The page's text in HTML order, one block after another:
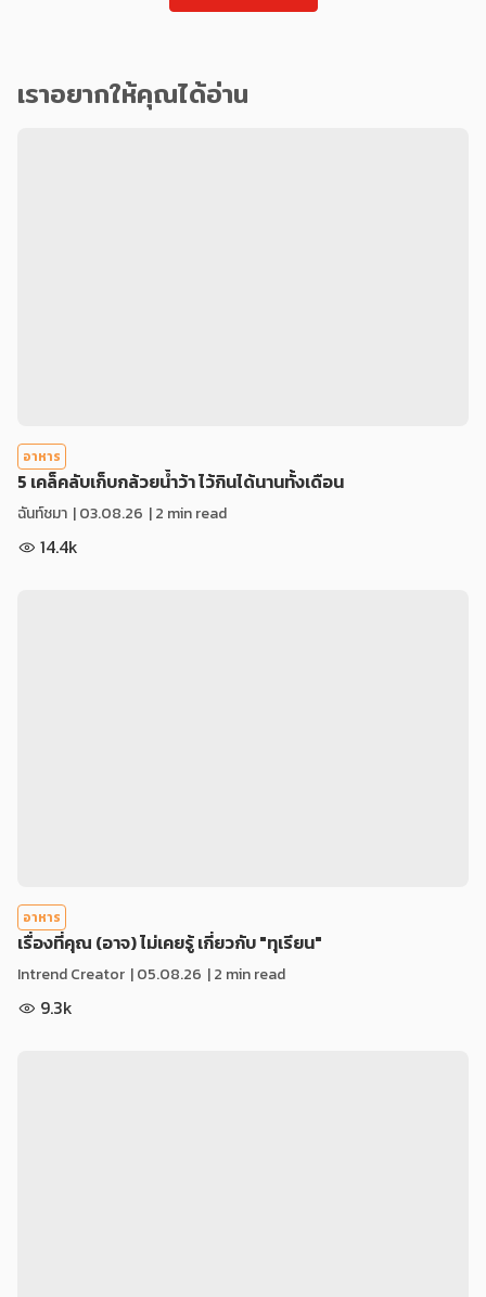
เราอยากให้คุณได้อ่าน
อาหาร
5 เคล็คลับเก็บกล้วยน้ำว้า ไว้กินได้นานทั้งเดือน
ฉันท์ชมา |03.08.26 | 2 min read
14.4k
อาหาร
เรื่องที่คุณ (อาจ) ไม่เคยรู้ เกี่ยวกับ "ทุเรียน"
Intrend Creator |05.08.26 | 2 min read
9.3k